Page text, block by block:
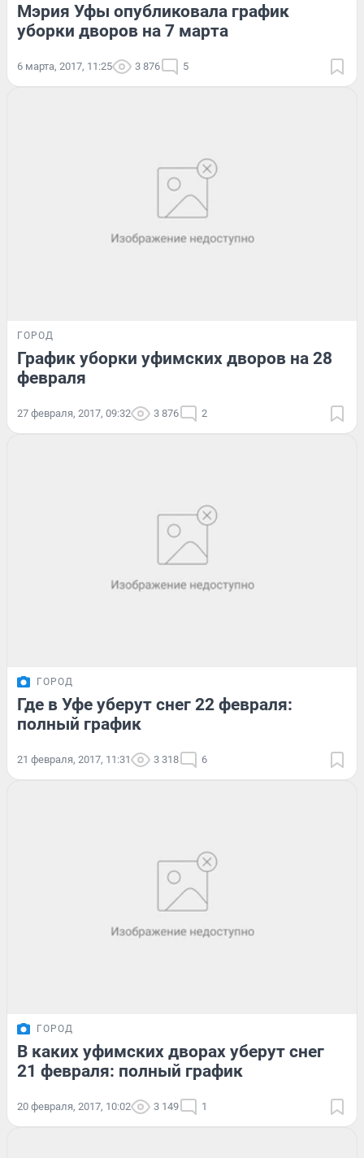
Мэрия Уфы опубликовала график
уборки дворов на 7 марта
6 марта, 2017, 11:25 3 876 5
ГОРОД
График уборки уфимских дворов на 28
февраля
27 февраля, 2017, 09:32 3 876 2
ГОРОД
Где в Уфе уберут снег 22 февраля:
полный график
21 февраля, 2017, 11:31 3 318 6
ГОРОД
В каких уфимских дворах уберут снег
21 февраля: полный график
20 февраля, 2017, 10:02 3 149 1